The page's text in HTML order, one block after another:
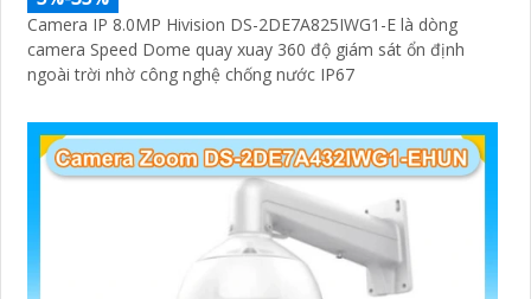
Camera IP 8.0MP Hivision DS-2DE7A825IWG1-E là dòng
camera Speed Dome quay xuay 360 độ giám sát ổn định
ngoài trời nhờ công nghệ chống nước IP67